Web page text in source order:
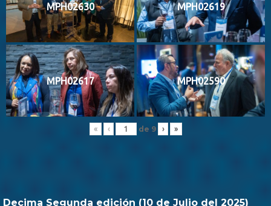
MPH02630 MPH02619
MPH02617 MPH02590
« ‹ de 9 › »
Decima Segunda edición (10 de Julio del 2025)